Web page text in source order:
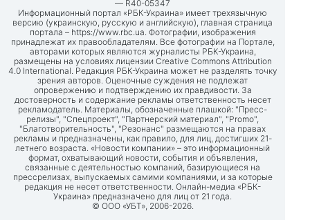
— R40-05347
Информационный портал «РБК-Украина» имеет трехязычную
версию (украинскую, русскую и английскую), главная страница
портала – https://www.rbc.ua. Фотографии, изображения
принадлежат их правообладателям. Все фотографии на Портале,
авторами которых являются журналисты РБК-Украина,
размещены на условиях лицензии Creative Commons Attribution
4.0 International. Редакция РБК-Украина может не разделять точку
зрения авторов. Оценочные суждения не подлежат
опровержению и подтверждению их правдивости. За
достоверность и содержание рекламы ответственность несет
рекламодатель. Материалы, обозначенные плашкой: "Пресс-
релизы", "Спецпроект", "Партнерский материал", "Promo",
"Благотворительность", "Резонанс" размещаются на правах
рекламы и предназначены, как правило, для лиц, достигших 21-
летнего возраста. «Новости компании» – это информационный
формат, охватывающий новости, события и объявления,
связанные с деятельностью компаний, базирующиеся на
прессрелизах, выпускаемых самими компаниями, и за которые
редакция не несет ответственности. Онлайн-медиа «РБК-
Украина» предназначено для лиц от 21 года.
© ООО «УБТ», 2006-2026.